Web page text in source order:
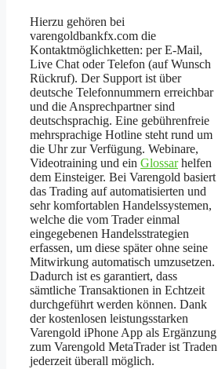
Hierzu gehören bei
varengoldbankfx.com die
Kontaktmöglichketten: per E-Mail,
Live Chat oder Telefon (auf Wunsch
Rückruf). Der Support ist über
deutsche Telefonnummern erreichbar
und die Ansprechpartner sind
deutschsprachig. Eine gebührenfreie
mehrsprachige Hotline steht rund um
die Uhr zur Verfügung. Webinare,
Videotraining und ein Glossarhelfen
dem Einsteiger. Bei Varengold basiert
das Trading auf automatisierten und
sehr komfortablen Handelssystemen,
welche die vom Trader einmal
eingegebenen Handelsstrategien
erfassen, um diese später ohne seine
Mitwirkung automatisch umzusetzen.
Dadurch ist es garantiert, dass
sämtliche Transaktionen in Echtzeit
durchgeführt werden können. Dank
der kostenlosen leistungsstarken
Varengold iPhone App als Ergänzung
zum Varengold MetaTrader ist Traden
jederzeit überall möglich.